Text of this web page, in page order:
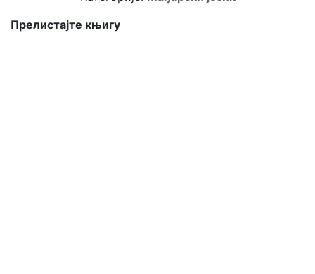
Прелистајте књигу